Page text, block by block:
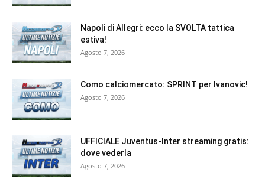
Napoli di Allegri: ecco la SVOLTA tattica
estiva!
Agosto 7, 2026
Como calciomercato: SPRINT per Ivanovic!
Agosto 7, 2026
UFFICIALE Juventus-Inter streaming gratis:
dove vederla
Agosto 7, 2026